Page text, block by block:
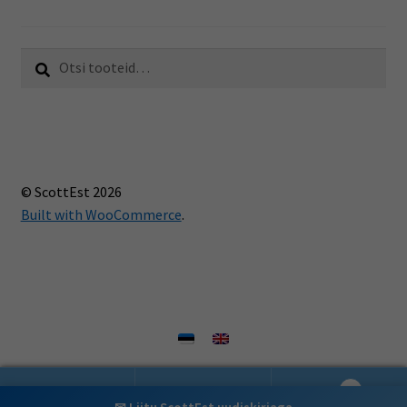
© ScottEst 2026
Built with WooCommerce.
0